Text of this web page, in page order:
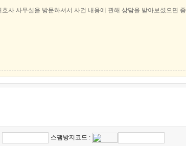
사 사무실을 방문하셔서 사건 내용에 관해 상담을 받아보셨으면
스팸방지코드 :